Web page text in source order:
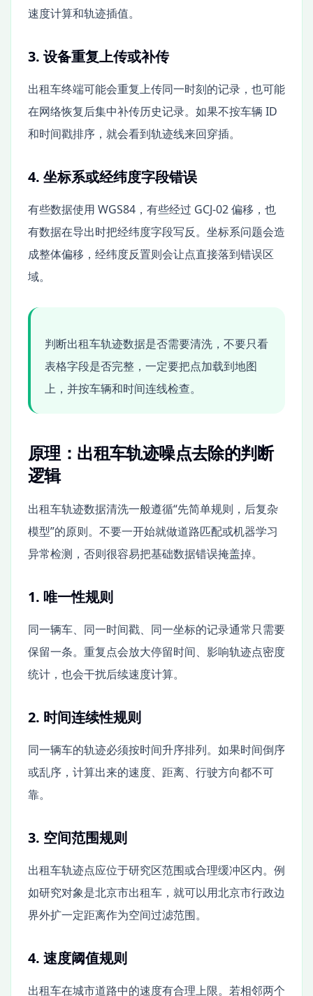
速度计算和轨迹插值。
3. 设备重复上传或补传
出租车终端可能会重复上传同一时刻的记录，也可能
在网络恢复后集中补传历史记录。如果不按车辆 ID
和时间戳排序，就会看到轨迹线来回穿插。
4. 坐标系或经纬度字段错误
有些数据使用 WGS84，有些经过 GCJ-02 偏移，也
有数据在导出时把经纬度字段写反。坐标系问题会造
成整体偏移，经纬度反置则会让点直接落到错误区
域。
判断出租车轨迹数据是否需要清洗，不要只看
表格字段是否完整，一定要把点加载到地图
上，并按车辆和时间连线检查。
原理：出租车轨迹噪点去除的判断
逻辑
出租车轨迹数据清洗一般遵循“先简单规则，后复杂
模型”的原则。不要一开始就做道路匹配或机器学习
异常检测，否则很容易把基础数据错误掩盖掉。
1. 唯一性规则
同一辆车、同一时间戳、同一坐标的记录通常只需要
保留一条。重复点会放大停留时间、影响轨迹点密度
统计，也会干扰后续速度计算。
2. 时间连续性规则
同一辆车的轨迹必须按时间升序排列。如果时间倒序
或乱序，计算出来的速度、距离、行驶方向都不可
靠。
3. 空间范围规则
出租车轨迹点应位于研究区范围或合理缓冲区内。例
如研究对象是北京市出租车，就可以用北京市行政边
界外扩一定距离作为空间过滤范围。
4. 速度阈值规则
出租车在城市道路中的速度有合理上限。若相邻两个